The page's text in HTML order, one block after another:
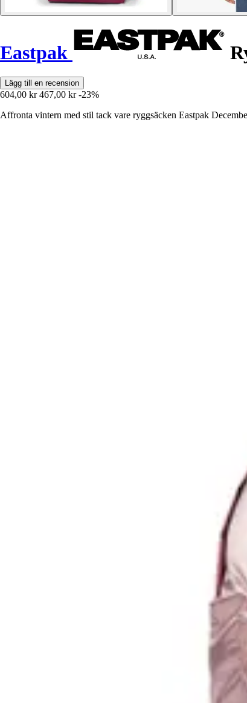
Eastpak
Lägg till en recension
604,00 kr 467,00 kr -23%
Affronta vintern med stil tack vare ryggsäcken Eastpak